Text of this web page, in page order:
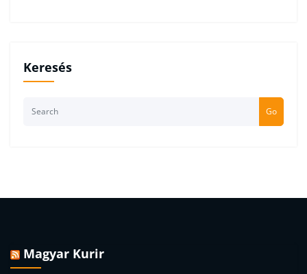
Keresés
Go
Magyar Kurir